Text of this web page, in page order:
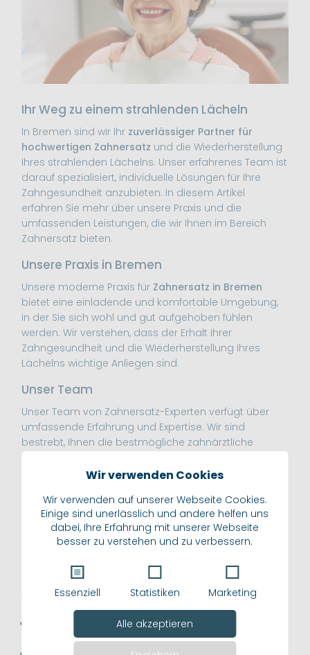
Ihr Weg zu einem strahlenden Lächeln
In Bremen sind wir Ihr zuverlässiger Partner für
hochwertigen Zahnersatz und die Wiederherstellung
Ihres strahlenden Lächelns. Unser erfahrenes Team ist
darauf spezialisiert, individuelle Lösungen für Ihre
Zahngesundheit anzubieten. In diesem Artikel
erfahren Sie mehr über unsere Praxis und die
umfassenden Leistungen, die wir Ihnen im Bereich
Zahnersatz bieten.
Unsere Praxis in Bremen
Unsere moderne Praxis für Zahnersatz in Bremen
bietet eine einladende und komfortable Umgebung,
in der Sie sich wohl und gut aufgehoben fühlen
werden. Wir verstehen, dass der Erhalt Ihrer
Zahngesundheit und die Wiederherstellung Ihres
Lächelns wichtige Anliegen sind.
Unser Team
Unser Team von Zahnersatz-Experten verfügt über
umfassende Erfahrung und Expertise. Wir sind
bestrebt, Ihnen die bestmögliche zahnärztliche
Versorgung und individuell angepassten Zahnersatz
zu bieten. Bei uns stehen Ihre Bedürfnisse und Ihre
Zahnersatz Bremen: Unsere
Leistungen
breite Palette von Leistungen, um Ihre
Zahngesundheit zu fördern und Ihr Lächeln zu
verschönern:
Wir bieten hochwertige Implantate
zur dauerhaften Wiederherstellung fehlender Zähne.
Wir verwenden Cookies
Wir verwenden auf unserer Webseite Cookies.
Einige sind unerlässlich und andere helfen uns
dabei, Ihre Erfahrung mit unserer Webseite
besser zu verstehen und zu verbessern.
Essenziell Statistiken Marketing
Alle akzeptieren